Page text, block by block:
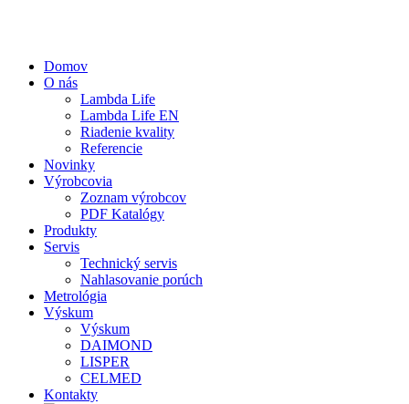
Domov
O nás
Lambda Life
Lambda Life EN
Riadenie kvality
Referencie
Novinky
Výrobcovia
Zoznam výrobcov
PDF Katalógy
Produkty
Servis
Technický servis
Nahlasovanie porúch
Metrológia
Výskum
Výskum
DAIMOND
LISPER
CELMED
Kontakty